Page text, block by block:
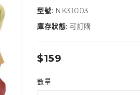
型號: NK31003
庫存狀態: 可訂購
$159
數量